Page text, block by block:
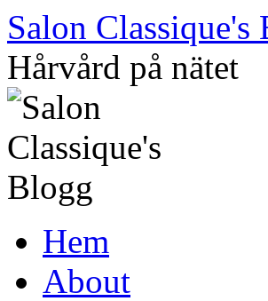
Hoppa
till
innehåll
Salon Classique's
Hårvård på nätet
Hem
About